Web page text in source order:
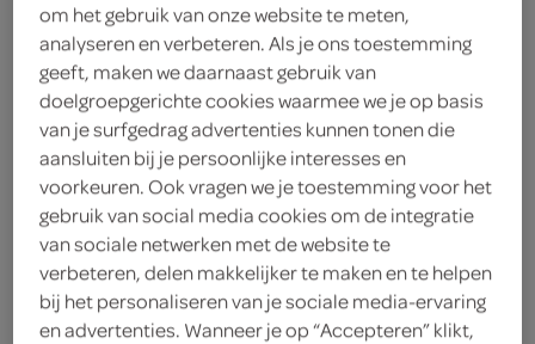
Let op: aanbiedingen zijn niet zichtbaar bij de
producten, maar worden wél automatisch
verwerkt in de winkelmand.
g'woon pistolets wit luchtige witte broodjes die je in
een paar minuten afbakt, ideaal voor een snel
ontbijtje of warme broodjes bij het avondeten
Dagelijks versgebakken gemak
om het gebruik van onze website te meten,
analyseren en verbeteren. Als je ons toestemming
geeft, maken we daarnaast gebruik van
doelgroepgerichte cookies waarmee we je op basis
van je surfgedrag advertenties kunnen tonen die
aansluiten bij je persoonlijke interesses en
voorkeuren. Ook vragen we je toestemming voor het
gebruik van social media cookies om de integratie
van sociale netwerken met de website te
verbeteren, delen makkelijker te maken en te helpen
bij het personaliseren van je sociale media-ervaring
en advertenties. Wanneer je op “Accepteren” klikt,